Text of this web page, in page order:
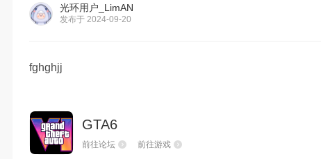
光环用户_LimAN
发布于 2024-09-20
fghghjj
GTA6
前往论坛 前往游戏